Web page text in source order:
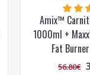
Amix™
1000ml +
Fat
56.80€